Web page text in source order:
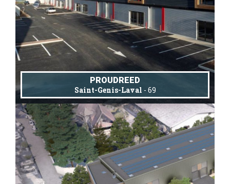
PROUDREED
Saint-Genis-Laval - 69